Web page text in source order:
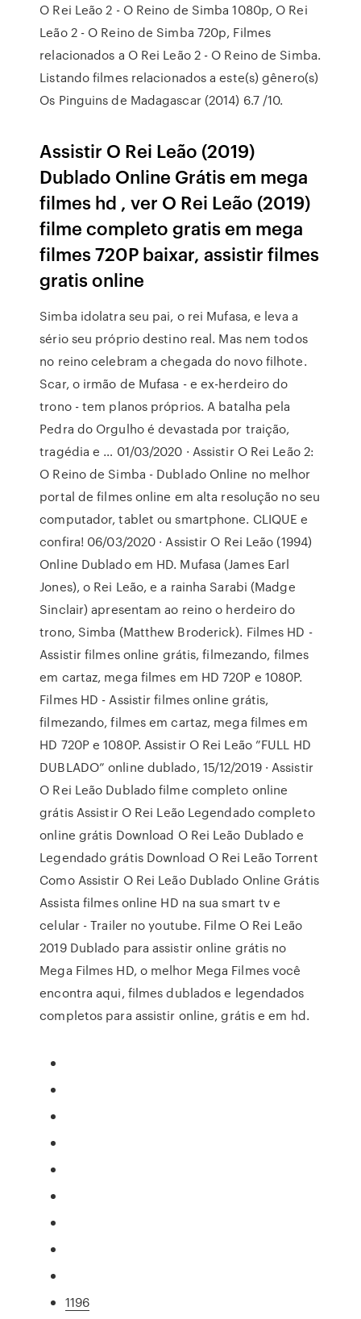
O Rei Leão 2 - O Reino de Simba 1080p, O Rei
Leão 2 - O Reino de Simba 720p, Filmes
relacionados a O Rei Leão 2 - O Reino de Simba.
Listando filmes relacionados a este(s) gênero(s)
Os Pinguins de Madagascar (2014) 6.7 /10.
Assistir O Rei Leão (2019)
Dublado Online Grátis em mega
filmes hd , ver O Rei Leão (2019)
filme completo gratis em mega
filmes 720P baixar, assistir filmes
gratis online
Simba idolatra seu pai, o rei Mufasa, e leva a
sério seu próprio destino real. Mas nem todos
no reino celebram a chegada do novo filhote.
Scar, o irmão de Mufasa - e ex-herdeiro do
trono - tem planos próprios. A batalha pela
Pedra do Orgulho é devastada por traição,
tragédia e … 01/03/2020 · Assistir O Rei Leão 2:
O Reino de Simba - Dublado Online no melhor
portal de filmes online em alta resolução no seu
computador, tablet ou smartphone. CLIQUE e
confira! 06/03/2020 · Assistir O Rei Leão (1994)
Online Dublado em HD. Mufasa (James Earl
Jones), o Rei Leão, e a rainha Sarabi (Madge
Sinclair) apresentam ao reino o herdeiro do
trono, Simba (Matthew Broderick). Filmes HD -
Assistir filmes online grátis, filmezando, filmes
em cartaz, mega filmes em HD 720P e 1080P.
Filmes HD - Assistir filmes online grátis,
filmezando, filmes em cartaz, mega filmes em
HD 720P e 1080P. Assistir O Rei Leão ”FULL HD
DUBLADO” online dublado, 15/12/2019 · Assistir
O Rei Leão Dublado filme completo online
grátis Assistir O Rei Leão Legendado completo
online grátis Download O Rei Leão Dublado e
Legendado grátis Download O Rei Leão Torrent
Como Assistir O Rei Leão Dublado Online Grátis
Assista filmes online HD na sua smart tv e
celular - Trailer no youtube. Filme O Rei Leão
2019 Dublado para assistir online grátis no
Mega Filmes HD, o melhor Mega Filmes você
encontra aqui, filmes dublados e legendados
completos para assistir online, grátis e em hd.
1196